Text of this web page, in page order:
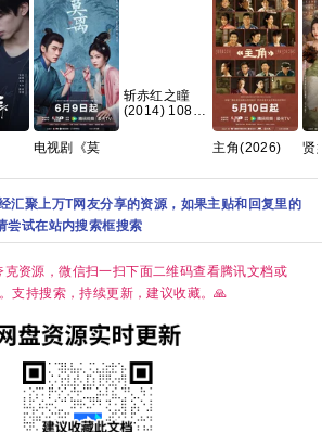
资
电视剧《莫
1080P高清免
费资源分享
斩赤红之瞳
(2014) 1080p
主角(2026)
清[国语中字]
[网盘资源]
[1GB集]
贤
古
汇聚上万T网友分享的资源，如果主贴和回复里的
尝试在站内搜索框搜索
克资源，微信扫一扫下面二维码查看腾讯文档或
。支持搜索，持续更新，建议收藏。🙏